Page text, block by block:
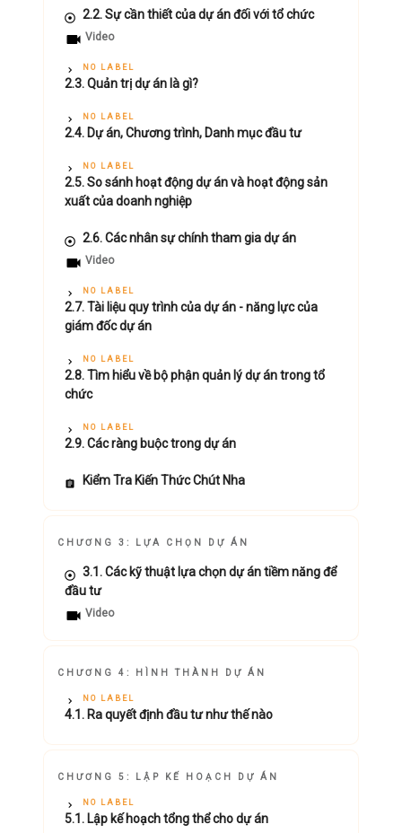
2.2. Sự cần thiết của dự án đối với tổ chức
Video
NO LABEL
2.3. Quản trị dự án là gì?
NO LABEL
2.4. Dự án, Chương trình, Danh mục đầu tư
NO LABEL
2.5. So sánh hoạt động dự án và hoạt động sản
xuất của doanh nghiệp
2.6. Các nhân sự chính tham gia dự án
Video
NO LABEL
2.7. Tài liệu quy trình của dự án - năng lực của
giám đốc dự án
NO LABEL
2.8. Tìm hiểu về bộ phận quản lý dự án trong tổ
chức
NO LABEL
2.9. Các ràng buộc trong dự án
Kiểm Tra Kiến Thức Chút Nha
CHƯƠNG 3: LỰA CHỌN DỰ ÁN
3.1. Các kỹ thuật lựa chọn dự án tiềm năng để
đầu tư
Video
CHƯƠNG 4: HÌNH THÀNH DỰ ÁN
NO LABEL
4.1. Ra quyết định đầu tư như thế nào
CHƯƠNG 5: LẬP KẾ HOẠCH DỰ ÁN
NO LABEL
5.1. Lập kế hoạch tổng thể cho dự án